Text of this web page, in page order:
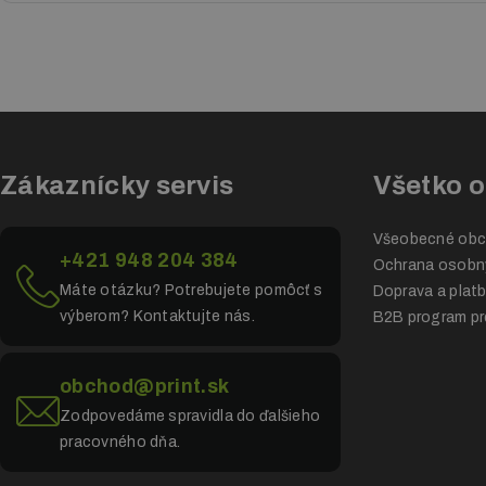
Zákaznícky servis
+421 948 204 384
Máte otázku? Potrebujete pomôcť s
výberom? Kontaktujte nás.
obchod@print.sk
Zodpovedáme spravidla do ďalšieho
pracovného dňa.
Všetko
Všeobecné
Ochrana
Doprava a
B2B program